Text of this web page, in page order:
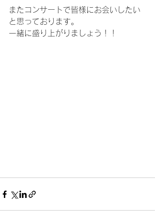
またコンサートで皆様にお会いしたい
と思っております。
一緒に盛り上がりましょう！！